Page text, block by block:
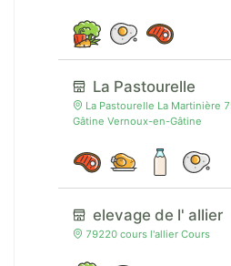
La Pastourelle
La Pastourelle La Martinière
Gâtine Vernoux-en-Gâtine
elevage de l' allier
79220 cours l'allier Cours